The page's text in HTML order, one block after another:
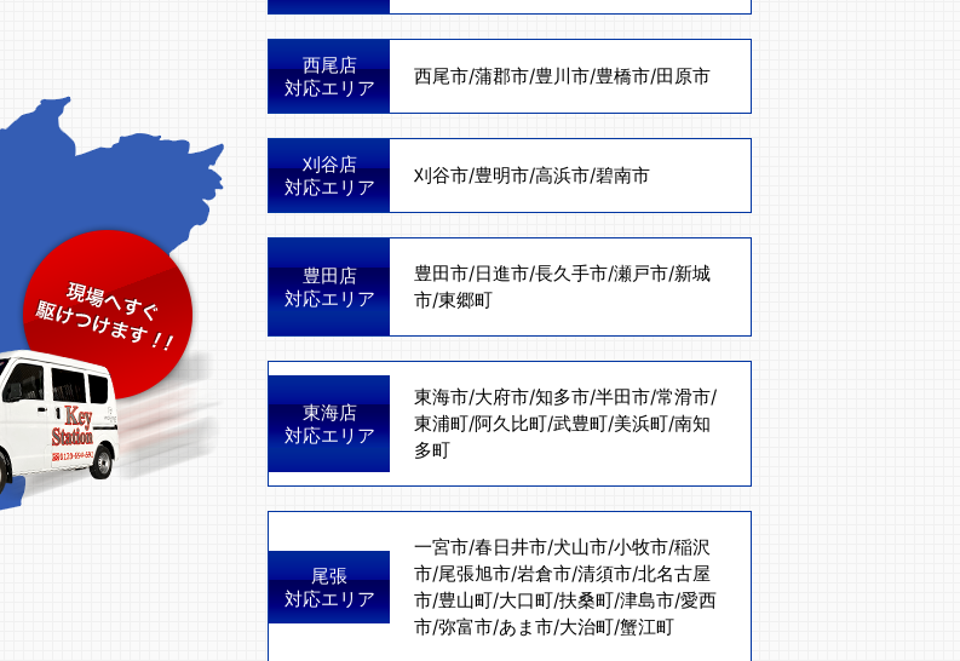
西尾店
対応エリア
西尾市/蒲郡市/豊川市/豊橋市/田原市
刈谷店
対応エリア
刈谷市/豊明市/高浜市/碧南市
豊田店
対応エリア
豊田市/日進市/長久手市/瀬戸市/新城
市/東郷町
東海店
対応エリア
東海市/大府市/知多市/半田市/常滑市/
東浦町/阿久比町/武豊町/美浜町/南知
多町
尾張
対応エリア
一宮市/春日井市/犬山市/小牧市/稲沢
市/尾張旭市/岩倉市/清須市/北名古屋
市/豊山町/大口町/扶桑町/津島市/愛西
市/弥富市/あま市/大治町/蟹江町